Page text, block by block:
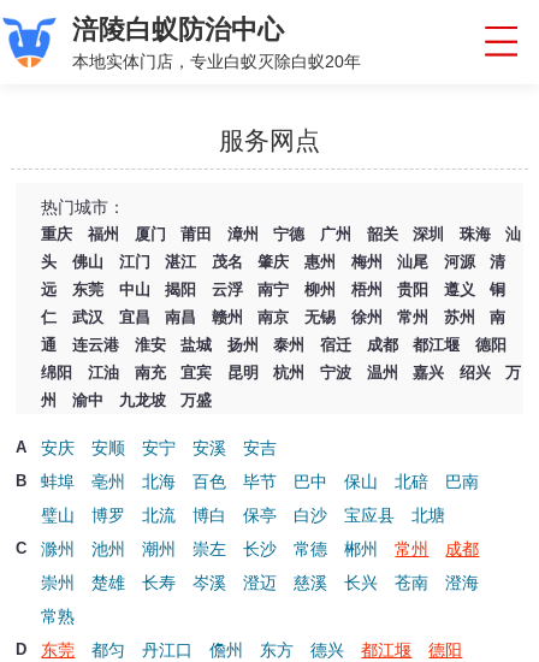
涪陵白蚁防治中心
本地实体门店，专业白蚁灭除白蚁20年
服务网点
热门城市：
重庆 福州 厦门 莆田 漳州 宁德 广州 韶关 深圳 珠海
汕
头
佛山 江门 湛江 茂名 肇庆 惠州 梅州 汕尾 河源
清
远
东莞 中山 揭阳 云浮 南宁 柳州 梧州 贵阳 遵义
铜
仁
武汉 宜昌 南昌 赣州 南京 无锡 徐州 常州 苏州
南
通
连云港 淮安 盐城 扬州 泰州 宿迁 成都 都江堰
德阳
绵阳
江油 南充 宜宾 昆明 杭州 宁波 温州 嘉兴 绍兴
万
州
渝中 九龙坡 万盛
A 安庆 安顺 安宁 安溪 安吉
B 蚌埠 亳州 北海 百色 毕节 巴中 保山 北碚
巴南
璧山
博罗 北流 博白 保亭 白沙 宝应县 北塘
C 滁州 池州 潮州 崇左 长沙 常德 郴州 常州
成都
崇州
楚雄 长寿 岑溪 澄迈 慈溪 长兴 苍南
澄海
常熟
D 东莞 都匀 丹江口 儋州 东方 德兴 都江堰
德阳